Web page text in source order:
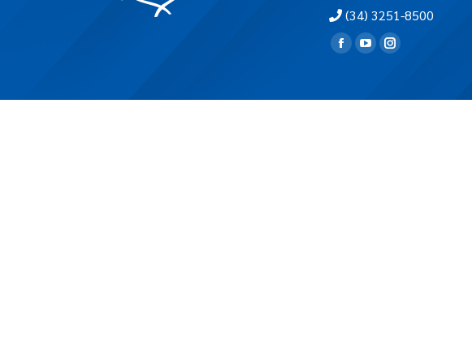
(34) 3251-8500
Encontre-nos em: